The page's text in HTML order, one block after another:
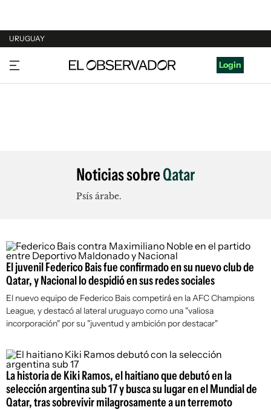
URUGUAY
URUGUAY
ARGENTINA
Login
Noticias sobreQatar
Psís árabe.
El juvenil Federico Bais fue confirmado en su nuevo club de
Qatar, y Nacional lo despidió en sus redes sociales
El nuevo equipo de Federico Bais competirá en la AFC Champions
League, y destacó al lateral uruguayo como una "valiosa
incorporación" por su "juventud y ambición por destacar"
La historia de Kiki Ramos, el haitiano que debutó en la
selección argentina sub 17 y busca su lugar en el Mundial de
Qatar, tras sobrevivir milagrosamente a un terremoto